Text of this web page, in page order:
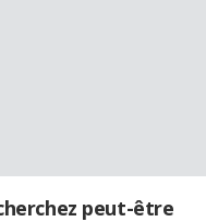
peut-être